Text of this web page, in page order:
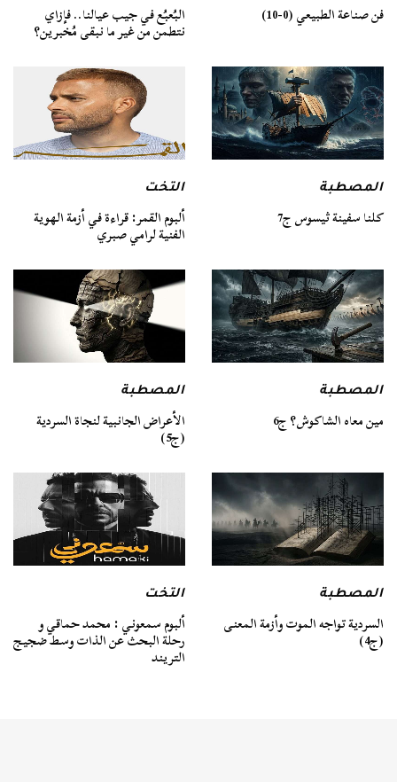
فن صناعة الطبيعي (0-10) البُعبُع في جيب عيالنا.. فإزاي
نتطمن من غير ما نبقى مُخبرين؟
المصطبة
كلنا سفينة ثيسوس ج7
التخت
ألبوم القمر: قراءة في أزمة الهوية
الفنية لرامي صبري
المصطبة
مين معاه الشاكوش؟ ج6
المصطبة
الأعراض الجانبية لنجاة السردية
(ج5)
المصطبة
السردية تواجه الموت وأزمة المعنى
(ج4)
التخت
ألبوم سمعوني : محمد حماقي و
رحلة البحث عن الذات وسط ضجيج
التريند